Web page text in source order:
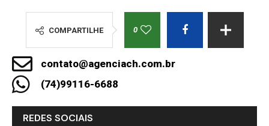
COMPARTILHE 0
contato@agenciach.com.br
(74)99116-6688
REDES SOCIAIS